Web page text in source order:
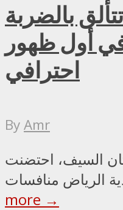
بالضربة
أول ظهور
احترافي
ByAmr
السيف، احتضنت
more →